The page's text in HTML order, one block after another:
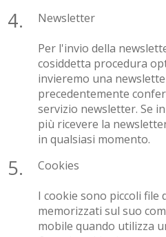
Newsletter
Per l'invio della
cosiddetta procedura
invieremo una
precedentemente
servizio newsletter. Se
più ricevere la
in qualsiasi momento.
Cookies
I cookie sono piccoli file
memorizzati sul suo
mobile quando utilizza